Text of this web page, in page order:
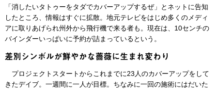
「消したいタトゥーをタダでカバーアップするぜ」とネットに告知
したところ、情報はすぐに拡散。地元テレビをはじめ多くのメディ
アに取りあげられ州外から飛行機で来る者も。現在は、10センチの
バインダーいっぱいに予約が詰まっているという。
差別シンボルが鮮やかな薔薇に生まれ変わり
プロジェクトスタートからこれまでに23人のカバーアップをして
きたデイブ。一週間に一人が目標。ちなみに一回の施術にはだいた